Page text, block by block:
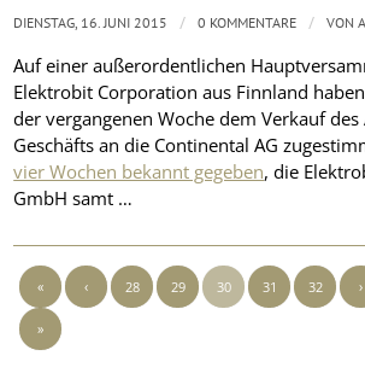
Auf einer außerordentlichen
Elektrobit Corporation aus Finnland
der vergangenen Woche dem Verkauf
Geschäfts an die Continental AG
vier Wochen bekannt gegeben, die
GmbH samt …
DIENSTAG, 16. JUNI 2015 / 0 KOMMENTARE / VON
« ‹ 28 29 30 31 32 ›
»